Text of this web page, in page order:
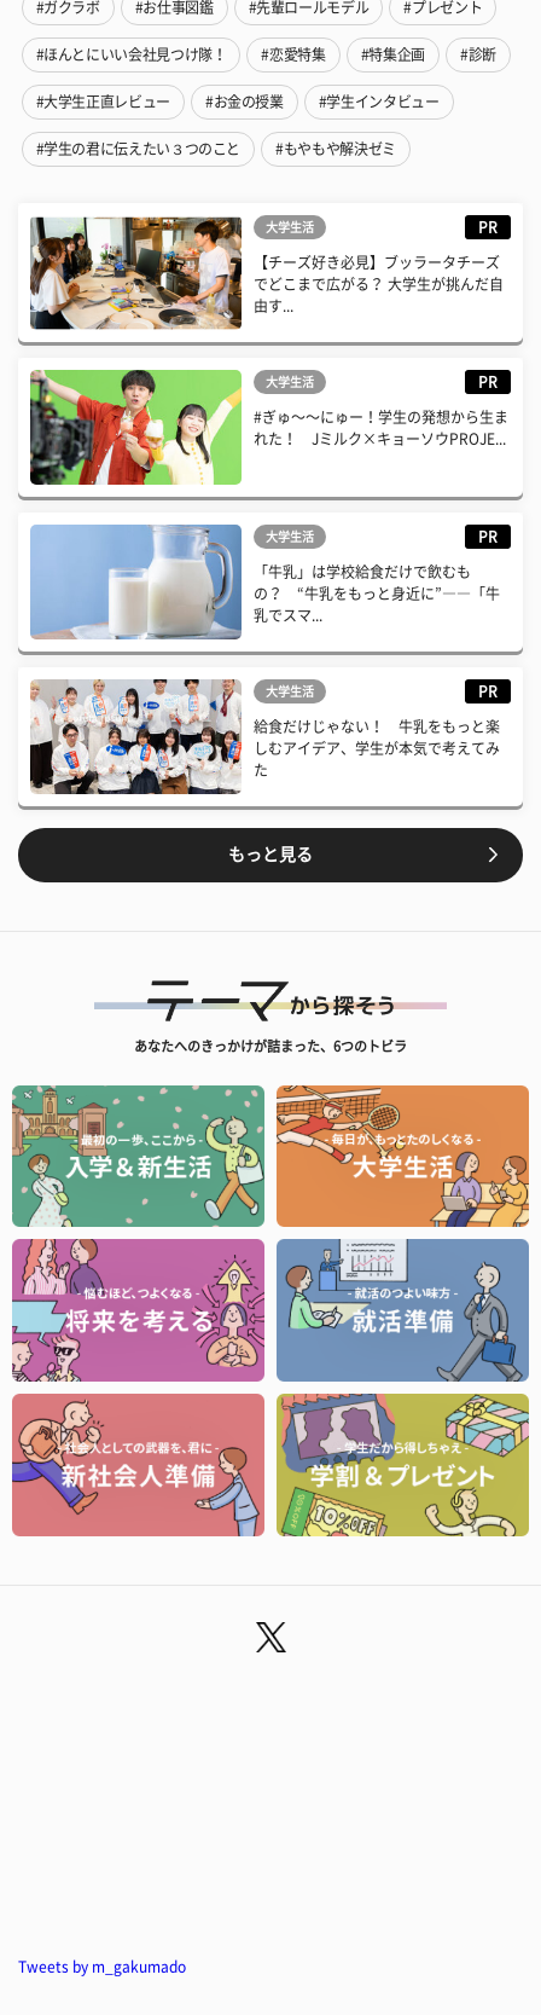
#ガクラボ #お仕事図鑑 #先輩ロールモデル #プレゼント
#ほんとにいい会社見つけ隊！ #恋愛特集 #特集企画 #診断
#大学生正直レビュー #お金の授業 #学生インタビュー
#学生の君に伝えたい３つのこと #もやもや解決ゼミ
大学生活 PR
【チーズ好き必見】ブッラータチーズ
でどこまで広がる？ 大学生が挑んだ自
由す...
大学生活 PR
#ぎゅ〜〜にゅー！学生の発想から生ま
れた！ Jミルク×キョーソウPROJE...
大学生活 PR
「牛乳」は学校給食だけで飲むも
の？ “牛乳をもっと身近に”――「牛
乳でスマ...
大学生活 PR
給食だけじゃない！ 牛乳をもっと楽
しむアイデア、学生が本気で考えてみ
た
もっと見る
あなたへのきっかけが詰まった、6つのトビラ
Tweets by m_gakumado